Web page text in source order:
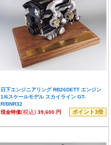
日下エンジニアリング RB26DETT エンジン
1/6スケールモデル スカイライン GT-
R/BNR32
現金特価(税込) 39,600 円 ポイント3倍